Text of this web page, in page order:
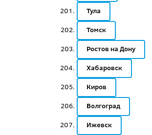
Тула
Томск
Ростов на Дону
Хабаровск
Киров
Волгоград
Ижевск